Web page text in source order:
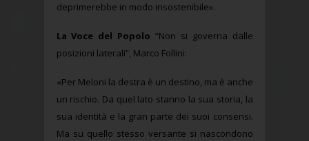
deprimerebbe in modo insostenibile».
La Voce del Popolo “Non si governa dalle
posizioni laterali”, Marco Follini:
«Per Meloni la destra è un destino, ma è anche
un rischio. Da quel lato stanno la sua storia, la
sua identità e la gran parte dei suoi consensi.
Ma su quello stesso versante si nascondono